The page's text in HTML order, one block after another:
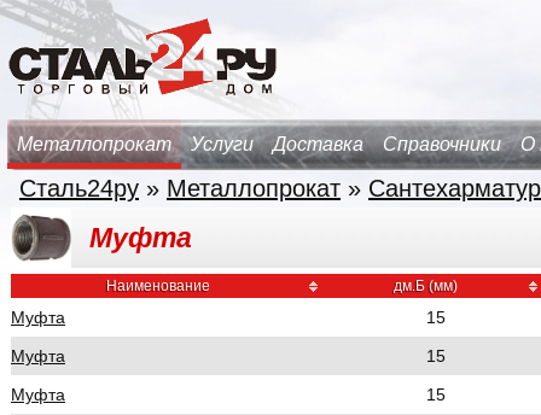
Металлопрокат Услуги Доставка Справочники О
Сталь24ру » Металлопрокат »
Муфта
Наименование дм.Б (мм)
Муфта
15
Муфта
15
Муфта
15